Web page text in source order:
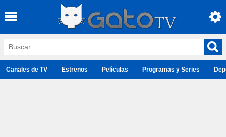
Canales de TV Estrenos Películas Programas y Series